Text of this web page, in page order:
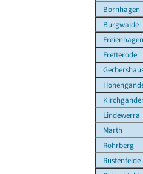
Bornhagen
Burgwalde
Freienhagen
Fretterode
Lindewerra
Marth
Rohrberg
Rustenfelde